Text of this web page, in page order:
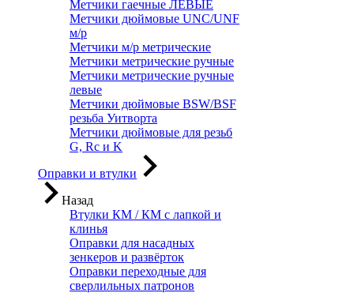
Метчики гаечные ЛЕВЫЕ
Метчики дюймовые UNC/UNF
м/р
Метчики м/р метрические
Метчики метрические ручные
Метчики метрические ручные
левые
Метчики дюймовые BSW/BSF
резьба Уитворта
Метчики дюймовые для резьб
G, Rc и K
Оправки и втулки
Назад
Втулки КМ / КМ с лапкой и
клинья
Оправки для насадных
зенкеров и развёрток
Оправки переходные для
сверлильных патронов